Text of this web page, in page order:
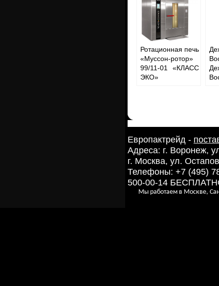
Ротационная печь
«Муссон-ротор»
99/11-01 «КЛАСС
ЭКО»
Европактрейд -
Адреса: г. Воронеж,
г. Москва, ул.
Телефоны: +7 (495)
500-00-14
Мы работаем в Москве,